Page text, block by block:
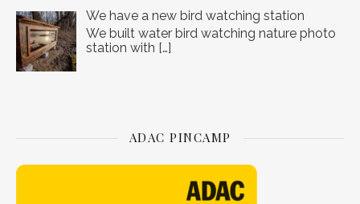
We have a new bird watching station
We built water bird watching nature photo
station with […]
ADAC PINCAMP